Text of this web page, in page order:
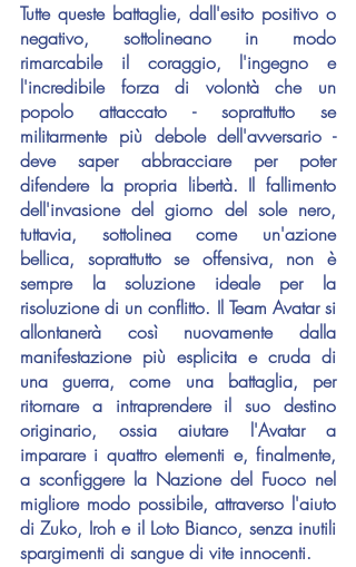
Tutte queste battaglie, dall'esito positivo o
negativo, sottolineano in modo
rimarcabile il coraggio, l'ingegno e
l'incredibile forza di volontà che un
popolo attaccato - soprattutto se
militarmente più debole dell'avversario -
deve saper abbracciare per poter
difendere la propria libertà. Il fallimento
dell'invasione del giorno del sole nero,
tuttavia, sottolinea come un'azione
bellica, soprattutto se offensiva, non è
sempre la soluzione ideale per la
risoluzione di un conflitto. Il Team Avatar si
allontanerà così nuovamente dalla
manifestazione più esplicita e cruda di
una guerra, come una battaglia, per
ritornare a intraprendere il suo destino
originario, ossia aiutare l'Avatar a
imparare i quattro elementi e, finalmente,
a sconfiggere la Nazione del Fuoco nel
migliore modo possibile, attraverso l'aiuto
di Zuko, Iroh e il Loto Bianco, senza inutili
spargimenti di sangue di vite innocenti.